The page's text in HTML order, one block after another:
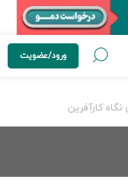
ورود/عضویت
کارآفرین